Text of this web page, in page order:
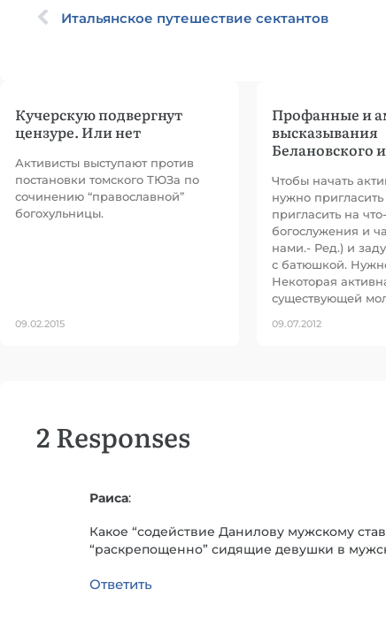
Итальянское путешествие сектантов
Кучерскую подвергнут
цензуре. Или нет
Активисты выступают против
постановки томского ТЮЗа по
сочинению “православной”
богохульницы.
09.02.2015
Профанные и
высказывания
Белановского
Чтобы начать
нужно
пригласить на
богослужения и
нами.- Ред.) и
с батюшкой.
Некоторая
существующей
09.07.2012
2 Responses
Раиса:
Какое “содействие Данилову мужскому
“раскрепощенно” сидящие девушки в
Ответить